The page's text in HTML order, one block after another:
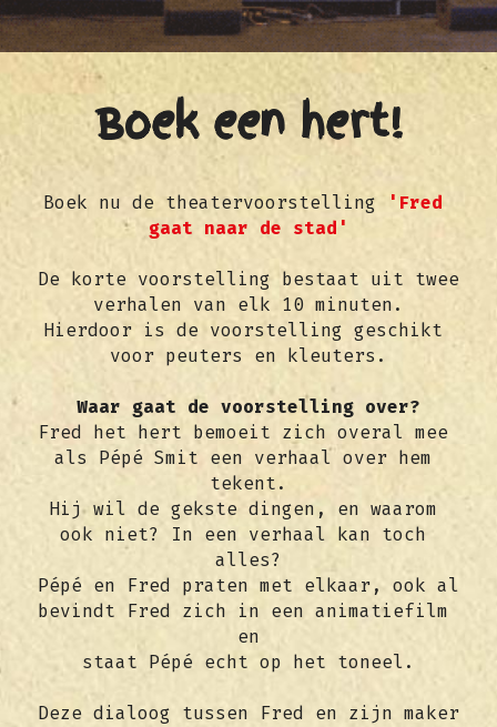
ENGLISH
CONTACT
Boek een hert!
Boek nu de theatervoorstelling
'Fred
gaat naar de stad'
De korte voorstelling bestaat uit twee
verhalen van elk 10 minuten.
Hierdoor is de voorstelling geschikt
voor peuters en kleuters.
Waar gaat de voorstelling over?
Fred het hert bemoeit zich overal mee
als Pépé Smit een verhaal over hem
tekent.
Hij wil de gekste dingen, en waarom
ook niet? In een verhaal kan toch
alles?
Pépé en Fred praten met elkaar, ook al
bevindt Fred zich in een animatiefilm
en
staat Pépé echt op het toneel.
Deze dialoog tussen Fred en zijn maker